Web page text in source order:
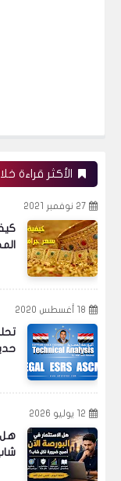
الأكثر قراءة
27 نوفمبر 2021
18 أغسطس 2020
12 يوليو 2026
هل
البورصة
للبورصة
البورصة
تحليل فني